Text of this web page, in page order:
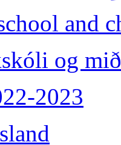
and
og
2023